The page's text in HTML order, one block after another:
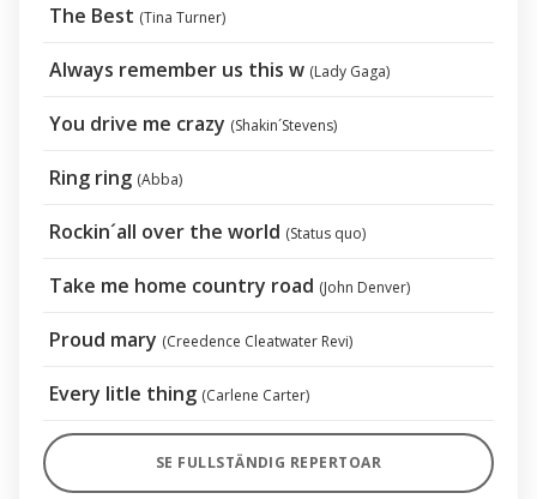
The Best (Tina Turner)
Always remember us this w (Lady Gaga)
You drive me crazy (Shakin´Stevens)
Ring ring (Abba)
Rockin´all over the world (Status quo)
Take me home country road (John Denver)
Proud mary (Creedence Cleatwater Revi)
Every litle thing (Carlene Carter)
SE FULLSTÄNDIG REPERTOAR